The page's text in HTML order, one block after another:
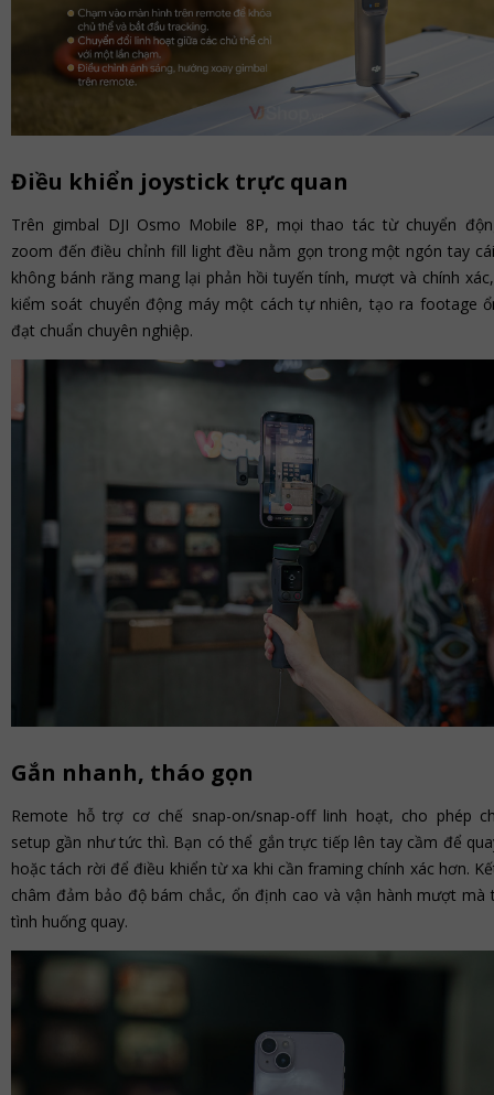
Điều khiển joystick trực quan
Trên gimbal DJI Osmo Mobile 8P, mọi thao tác từ chuyển
zoom đến điều chỉnh fill light đều nằm gọn trong một ngón tay
không bánh răng mang lại phản hồi tuyến tính, mượt và chính
kiểm soát chuyển động máy một cách tự nhiên, tạo ra footage
đạt chuẩn chuyên nghiệp.
Gắn nhanh, tháo gọn
Remote hỗ trợ cơ chế snap-on/snap-off linh hoạt, cho phép
setup gần như tức thì. Bạn có thể gắn trực tiếp lên tay cầm để
hoặc tách rời để điều khiển từ xa khi cần framing chính xác hơn.
châm đảm bảo độ bám chắc, ổn định cao và vận hành mượt mà
tình huống quay.